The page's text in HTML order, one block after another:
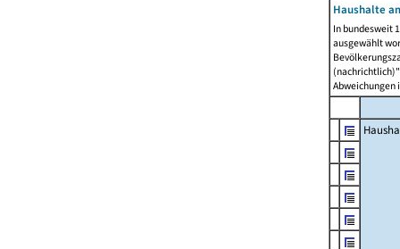
Haushalte
In bundesweit
ausgewählt
Abweichungen